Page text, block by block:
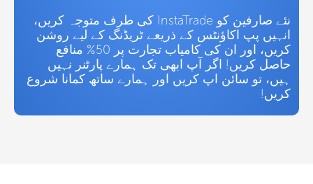
نئے صارفین کو InstaTrade کی طرف متوجہ کریں،
انہیں پپ اکاؤنٹس کے ذریعے ٹریڈنگ کے لیے روشن
کریں، اور ان کی کامیاب تجارت پر 50% منافع
حاصل کریں! اگر آپ ابھی تک ہمارے پارٹنر نہیں
ہیں، تو سائن اپ کریں اور ہمارے ساتھ کمانا شروع
کریں!